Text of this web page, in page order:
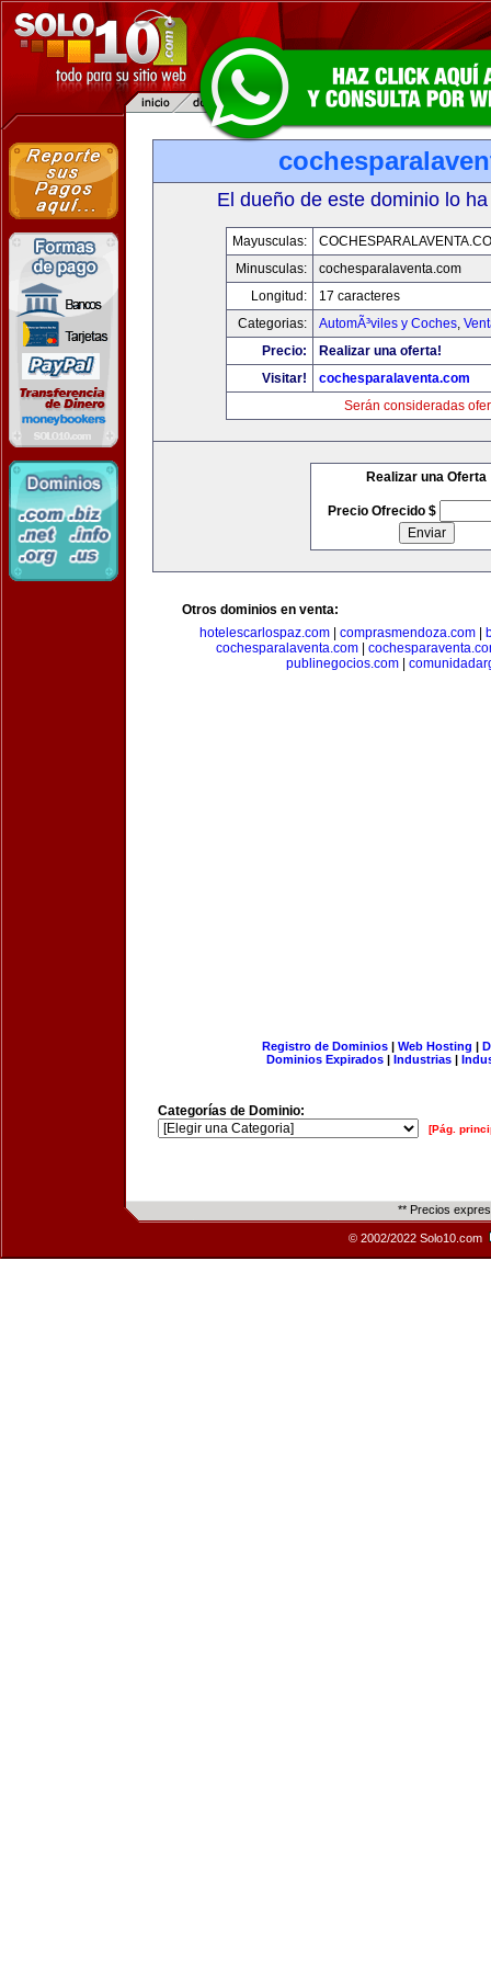
El dueño de este dominio lo
Mayusculas:
Minusculas:
cochesparalaventa.com
Longitud:
17 caracteres
Categorias:
AutomÃ³viles y Coches,
Precio:
Realizar una oferta!
Visitar!
cochesparalaventa.com
Serán consideradas
Realizar una Oferta
Precio Ofrecido $
Otros dominios en venta:
hotelescarlospaz.com| comprasmendoza.com|
cochesparalaventa.com
publinegocios.com|
Registro de Dominios| Web Hosting |
Dominios Expirados | Industrias |
Categorías de Dominio:
[Pág.
** Precios
© 2002/2022 Solo10.com